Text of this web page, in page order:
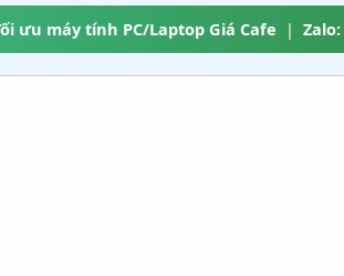
ưu máy tính PC/Laptop Giá Cafe | Zalo: